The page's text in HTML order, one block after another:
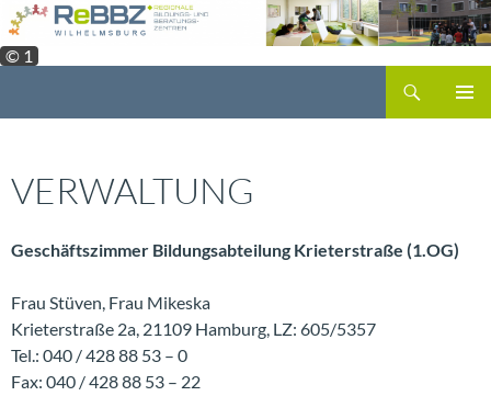
Zum
Inhalt
springen
© 1
VERWALTUNG
Geschäftszimmer Bildungsabteilung Krieterstraße (1.OG)
Frau Stüven, Frau Mikeska
Krieterstraße 2a, 21109 Hamburg, LZ: 605/5357
Tel.: 040 / 428 88 53 – 0
Fax: 040 / 428 88 53 – 22